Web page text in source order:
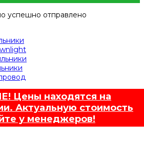
успешно отправлено
Цены находятся на
Актуальную стоимость
у менеджеров!